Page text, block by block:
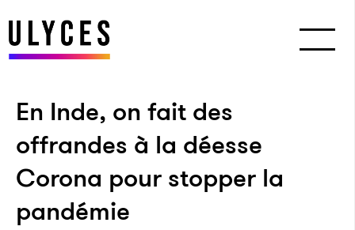
En Inde, on fait des
offrandes à la déesse
Corona pour stopper la
pandémie